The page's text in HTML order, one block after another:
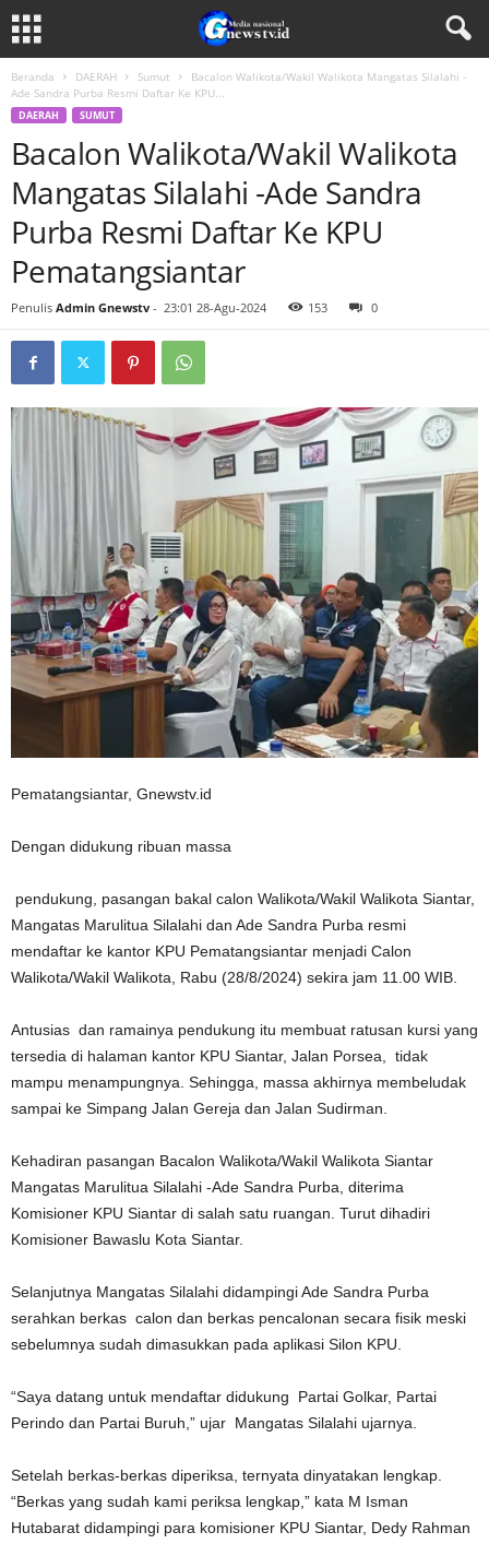
Beranda DAERAH Sumut
Bacalon Walikota/Wakil Walikota Mangatas Silalahi -
Ade Sandra Purba Resmi Daftar Ke KPU...
DAERAH SUMUT
Bacalon Walikota/Wakil Walikota
Mangatas Silalahi -Ade Sandra
Purba Resmi Daftar Ke KPU
Pematangsiantar
Penulis Admin Gnewstv - 23:01 28-Agu-2024 153 0
Pematangsiantar, Gnewstv.id
Dengan didukung ribuan massa
pendukung, pasangan bakal calon Walikota/Wakil Walikota Siantar,
Mangatas Marulitua Silalahi dan Ade Sandra Purba resmi
mendaftar ke kantor KPU Pematangsiantar menjadi Calon
Walikota/Wakil Walikota, Rabu (28/8/2024) sekira jam 11.00 WIB.
Antusias dan ramainya pendukung itu membuat ratusan kursi yang
tersedia di halaman kantor KPU Siantar, Jalan Porsea, tidak
mampu menampungnya. Sehingga, massa akhirnya membeludak
sampai ke Simpang Jalan Gereja dan Jalan Sudirman.
Kehadiran pasangan Bacalon Walikota/Wakil Walikota Siantar
Mangatas Marulitua Silalahi -Ade Sandra Purba, diterima
Komisioner KPU Siantar di salah satu ruangan. Turut dihadiri
Komisioner Bawaslu Kota Siantar.
Selanjutnya Mangatas Silalahi didampingi Ade Sandra Purba
serahkan berkas calon dan berkas pencalonan secara fisik meski
sebelumnya sudah dimasukkan pada aplikasi Silon KPU.
“Saya datang untuk mendaftar didukung Partai Golkar, Partai
Perindo dan Partai Buruh,” ujar Mangatas Silalahi ujarnya.
Setelah berkas-berkas diperiksa, ternyata dinyatakan lengkap.
“Berkas yang sudah kami periksa lengkap,” kata M Isman
Hutabarat didampingi para komisioner KPU Siantar, Dedy Rahman